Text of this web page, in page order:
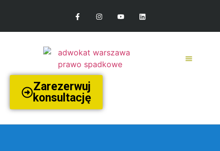
Zarezerwuj
konsultację